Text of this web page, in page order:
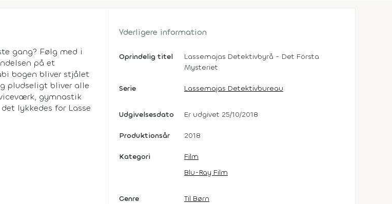
gang? Følg med i
på et
bogen bliver stjålet
pludseligt bliver alle
gymnastik
lykkedes for Lasse
Yderligere information
Oprindelig titel
Lassemajas Detektivbyrå - Det Första
Mysteriet
Serie Lassemajas Detektivbureau
Udgivelsesdato Er udgivet 25/10/2018
Produktionsår 2018
Kategori
Film
Blu-Ray Film
Genre Til Børn